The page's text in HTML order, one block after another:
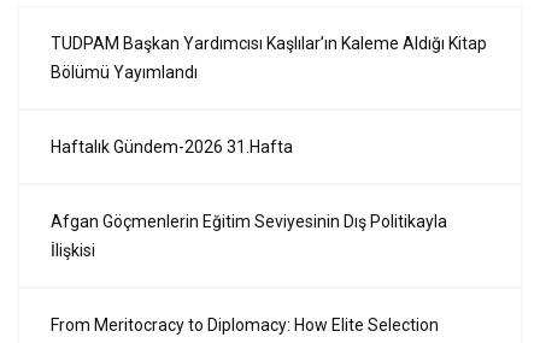
TUDPAM Başkan Yardımcısı Kaşlılar’ın Kaleme Aldığı Kitap
Bölümü Yayımlandı
Haftalık Gündem-2026 31.Hafta
Afgan Göçmenlerin Eğitim Seviyesinin Dış Politikayla
İlişkisi
From Meritocracy to Diplomacy: How Elite Selection